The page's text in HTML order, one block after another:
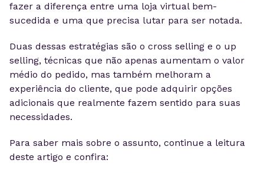
fazer a diferença entre uma loja virtual bem-
sucedida e uma que precisa lutar para ser notada.
Duas dessas estratégias são o cross selling e o up
selling, técnicas que não apenas aumentam o valor
médio do pedido, mas também melhoram a
experiência do cliente, que pode adquirir opções
adicionais que realmente fazem sentido para suas
necessidades.
Para saber mais sobre o assunto, continue a leitura
deste artigo e confira: